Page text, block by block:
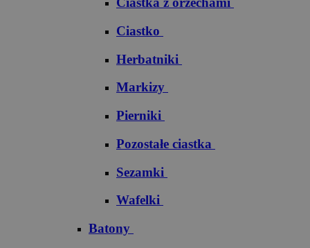
Ciastko
Herbatniki
Markizy
Pierniki
Pozostałe ciastka
Sezamki
Wafelki
Batony